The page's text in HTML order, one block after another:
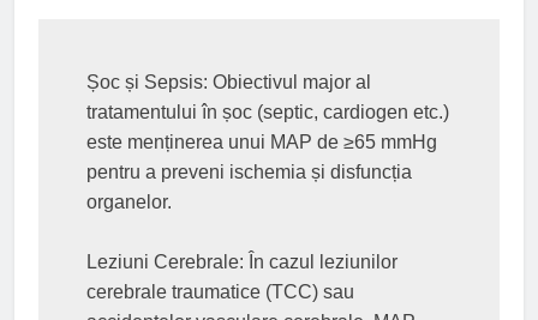
Șoc și Sepsis: Obiectivul major al
tratamentului în șoc (septic, cardiogen etc.)
este menținerea unui MAP de ≥65 mmHg
pentru a preveni ischemia și disfuncția
organelor.
Leziuni Cerebrale: În cazul leziunilor
cerebrale traumatice (TCC) sau